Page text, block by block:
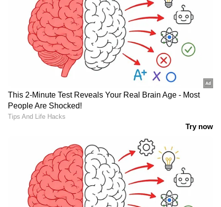
ചെയ്യണമെന്നാവശ്യപ്പെട്ട് സർക്കാർ നൽകിയ
അപ്പീലിലാണ് ജസ്റ്റിസ് കൗസർ എടപ്പഗത്തിന്റെ
നടപടി. യുവതിയുടെ ഭരണഘടനാ
സ്വാതന്ത്ര്യത്തെ ചോദ്യം ചെയ്യുന്നതും യുക്തിക്ക്
നിരക്കാത്തതുമാണ് കീഴ്ക്കോതിയുടെ
നിരീക്ഷണമെന്ന് ഹർജിയിൽ
ജാമ്യം അനുവദിച്ച് വിവാദ പരമാർശങ്ങൾ
നടത്തിയ കോഴിക്കോട് ജില്ലാ സെഷന്‍സ്
മാറ്റിയിരുന്നു. കൊല്ലം ലേബര്‍ കോടതി
ജഡ്ജിയായാണ് മാറ്റിയത്.
എസ്.മുരളീകൃഷ്ണനാണ് പുതിയ കോഴിക്കോട്
ജില്ലാ സെഷന്‍സ് ജഡ്ജി. ഇതടക്കം നാല് ജില്ലാ
ജഡ്ജിമാരെ കഴിഞ്ഞ ദിവസം സ്ഥലം